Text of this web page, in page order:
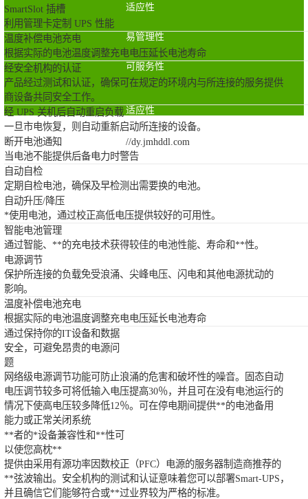
SmartSlot 插槽
利用管理卡定制 UPS 性能
温度补偿电池充电
根据实际的电池温度调整充电电压延长电池寿命
经安全机构的认证
产品经过测试和认证，确保可在规定的环境内与所连接的服务提供
商设备共同安全工作。
经 UPS 关机后自动重启负载
一旦市电恢复，则自动重新启动所连接的设备。
断开电池通知
当电池不能提供后备电力时警告
自动自检
定期自检电池，确保及早检测出需要换的电池。
自动升压/降压
*使用电池，通过校正高低电压提供较好的可用性。
智能电池管理
通过智能、**的充电技术获得较佳的电池性能、寿命和**性。
电源调节
保护所连接的负载免受浪涌、尖峰电压、闪电和其他电源扰动的
影响。
温度补偿电池充电
根据实际的电池温度调整充电电压延长电池寿命
通过保持你的IT设备和数据
安全，可避免昂贵的电源问
题
网络级电源调节功能可防止浪涌的危害和破坏性的噪音。固态自动
电压调节较多可将低输入电压提高30％，并且可在没有电池运行的
情况下使高电压较多降低12％。可在停电期间提供**的电池备用
能力或正常关闭系统
**者的*设备兼容性和**性可
以使您高枕**
提供由采用有源功率因数校正（PFC）电源的服务器制造商推荐的
**弦波输出。安全机构的测试和认证意味着您可以部署Smart-UPS，
并且确信它们能够符合或**过业界较为严格的标准。
适应性
易管理性
可服务性
适应性
//dy.jmhddl.com